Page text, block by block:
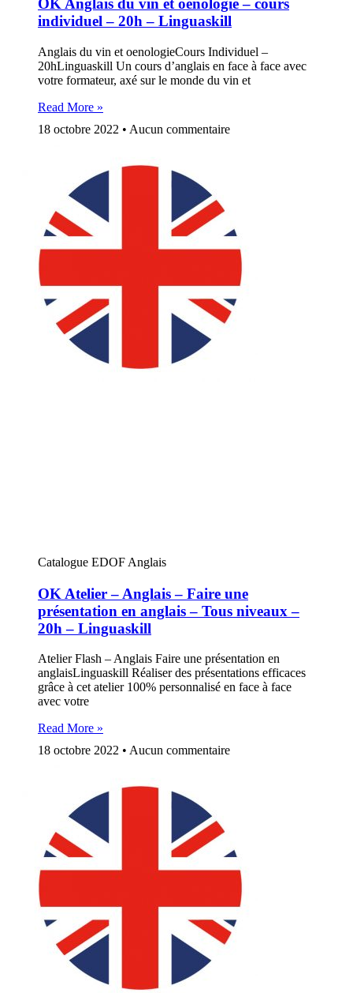
OK Anglais du vin et oenologie – cours
individuel – 20h – Linguaskill
Anglais du vin et oenologieCours Individuel –
20hLinguaskill Un cours d’anglais en face à face avec
votre formateur, axé sur le monde du vin et
Read More »
18 octobre 2022
Aucun commentaire
Catalogue EDOF Anglais
OK Atelier – Anglais – Faire une
présentation en anglais – Tous niveaux –
20h – Linguaskill
Atelier Flash – Anglais Faire une présentation en
anglaisLinguaskill Réaliser des présentations efficaces
grâce à cet atelier 100% personnalisé en face à face
avec votre
Read More »
18 octobre 2022
Aucun commentaire